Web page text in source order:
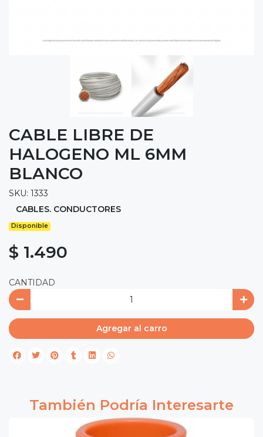
CABLE LIBRE DE
HALOGENO ML 6MM
BLANCO
SKU: 1333
CABLES. CONDUCTORES
Disponible
$ 1.490
CANTIDAD
Agregar al carro
También Podría Interesarte